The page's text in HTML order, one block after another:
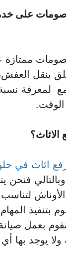
على
ممتازة
بنقل
لمعرفة
الوقت.
اثاث في
فنحن
بتنفيذ
بعمل
ولا يوجد بها